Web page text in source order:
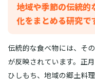
地域や季節の伝統的
化をまとめる研究で
伝統的な食べ物には、そ
が反映されています。正
ひしもち、地域の郷土料